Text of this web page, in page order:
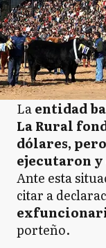
Laentidad
La Rural
dólares,
ejecutaron y
Ante esta
citar a
porteño.